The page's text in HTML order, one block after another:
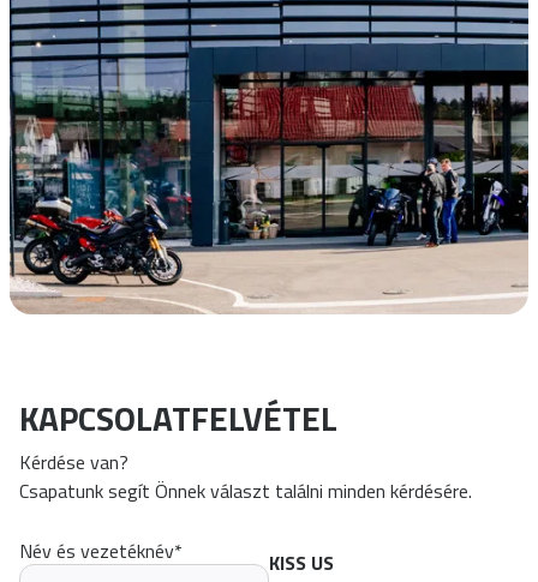
KAPCSOLATFELVÉTEL
Kérdése van?
Csapatunk segít Önnek választ találni minden kérdésére.
Név és vezetéknév*
KISS US